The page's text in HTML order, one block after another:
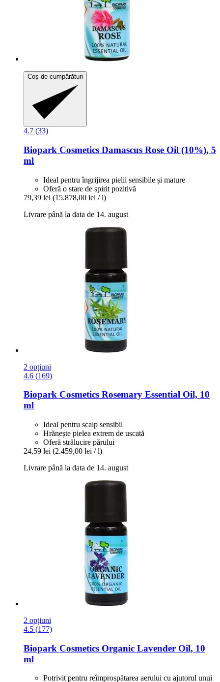
Coș de cumpărături
4.7 (33)
Biopark Cosmetics Damascus Rose Oil (10%), 5
ml
Ideal pentru îngrijirea pielii sensibile și mature
Oferă o stare de spirit pozitivă
79,39 lei (15.878,00 lei / l)
Livrare până la data de 14. august
2 opțiuni
4.6 (169)
Biopark Cosmetics Rosemary Essential Oil, 10
ml
Ideal pentru scalp sensibil
Hrănește pielea extrem de uscată
Oferă strălucire părului
24,59 lei (2.459,00 lei / l)
Livrare până la data de 14. august
2 opțiuni
4.5 (177)
Biopark Cosmetics Organic Lavender Oil, 10
ml
Potrivit pentru reîmprospătarea aerului cu ajutorul unui